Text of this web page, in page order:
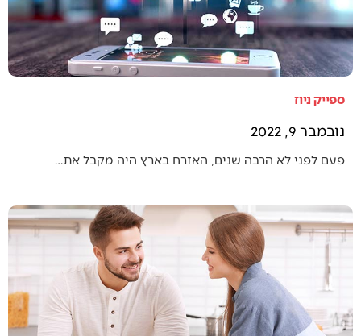
ספייק ניוז
נובמבר 9, 2022
פעם לפני לא הרבה שנים, האזרח בארץ היה מקבל את…